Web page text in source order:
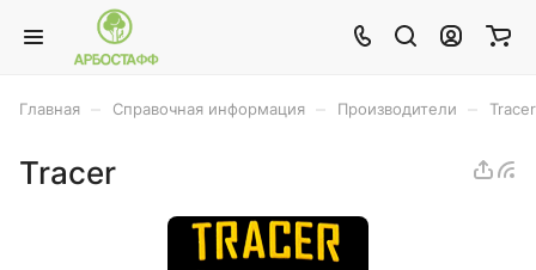
Главная Справочная информация Производители Tracer
Tracer